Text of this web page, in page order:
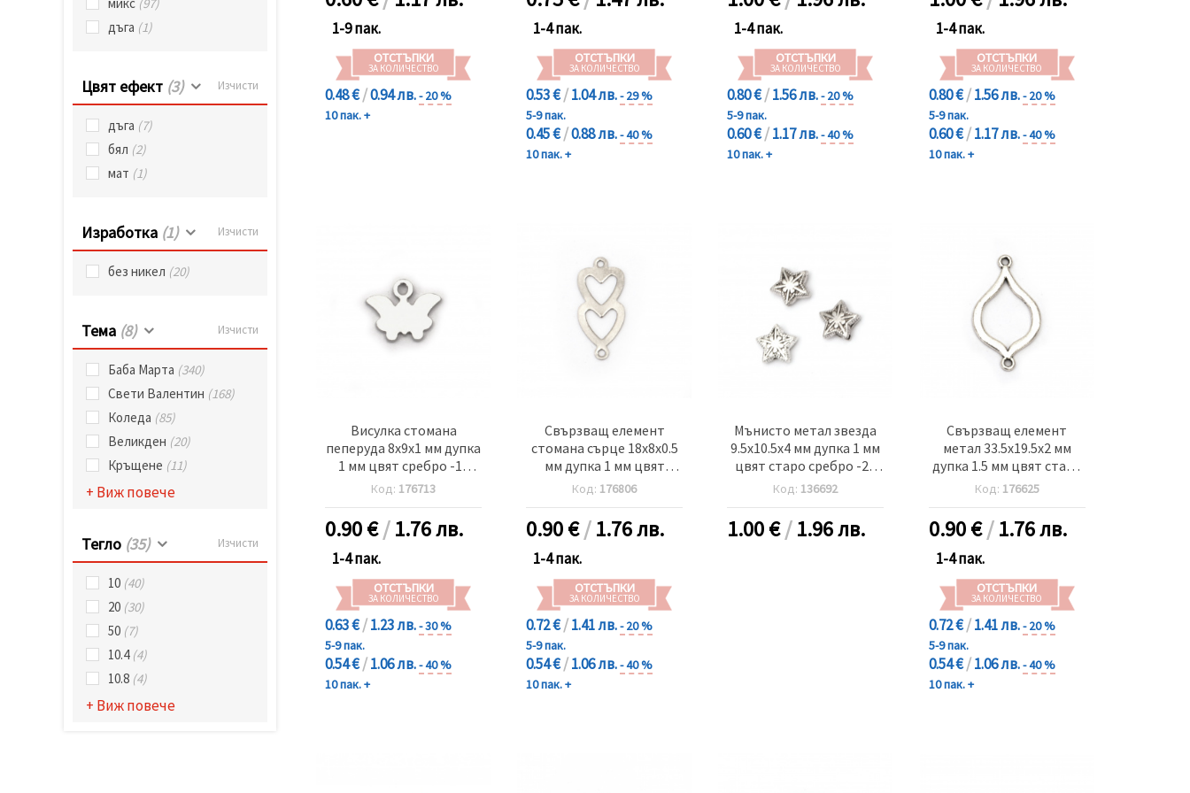
дъга (1)
Цвят ефект (3) Изчисти
дъга (7)
бял (2)
мат (1)
Изработка (1) Изчисти
без никел (20)
Тема (8) Изчисти
Баба Марта (340)
Свети Валентин (168)
Коледа (85)
Великден (20)
Кръщене (11)
+ Виж повече
Тегло (35) Изчисти
10 (40)
20 (30)
50 (7)
10.4 (4)
10.8 (4)
+ Виж повече
1-9 пак.
ОТСТЪПКИ
ЗА КОЛИЧЕСТВО
0.48 €/0.94 лв.- 20 %
10 пак. +
1-4 пак.
ОТСТЪПКИ
ЗА КОЛИЧЕСТВО
0.53 €/1.04 лв.- 29 %
5-9 пак.
0.45 €/0.88 лв.- 40 %
10 пак. +
1-4 пак.
ОТСТЪПКИ
ЗА КОЛИЧЕСТВО
0.80 €/1.56 лв.- 20 %
5-9 пак.
0.60 €/1.17 лв.- 40 %
10 пак. +
1-4 пак.
ОТСТЪПКИ
ЗА КОЛИЧЕСТВО
0.80 €/1.56 лв.- 20 %
5-9 пак.
0.60 €/1.17 лв.- 40 %
10 пак. +
Висулка стомана
пеперуда 8x9x1 мм дупка
1 мм цвят сребро -10
броя
Код: 176713
0.90€/1.76 лв.
1-4 пак.
ОТСТЪПКИ
ЗА КОЛИЧЕСТВО
0.63 €/1.23 лв.- 30 %
5-9 пак.
0.54 €/1.06 лв.- 40 %
10 пак. +
Свързващ елемент
стомана сърце 18x8x0.5
мм дупка 1 мм цвят
сребро -10 броя
Код: 176806
0.90€/1.76 лв.
1-4 пак.
ОТСТЪПКИ
ЗА КОЛИЧЕСТВО
0.72 €/1.41 лв.- 20 %
5-9 пак.
0.54 €/1.06 лв.- 40 %
10 пак. +
Мънисто метал звезда
9.5x10.5x4 мм дупка 1 мм
цвят старо сребро -20
броя
Код: 136692
1.00€/1.96 лв.
Свързващ елемент
метал 33.5x19.5x2 мм
дупка 1.5 мм цвят старо
сребро -10 броя
Код: 176625
0.90€/1.76 лв.
1-4 пак.
ОТСТЪПКИ
ЗА КОЛИЧЕСТВО
0.72 €/1.41 лв.- 20 %
5-9 пак.
0.54 €/1.06 лв.- 40 %
10 пак. +